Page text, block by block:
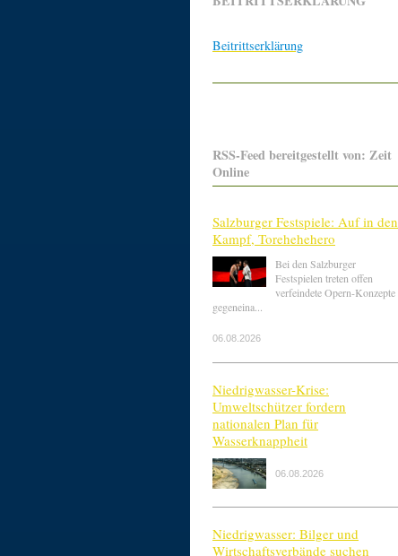
Beitrittserklärung
RSS-Feed bereitgestellt von: Zeit
Online
Salzburger Festspiele: Auf in den
Kampf, Torehehehero
Bei den Salzburger
Festspielen treten offen
verfeindete Opern-Konzepte
gegeneina...
06.08.2026
Niedrigwasser-Krise:
Umweltschützer fordern
nationalen Plan für
Wasserknappheit
06.08.2026
Niedrigwasser: Bilger und
Wirtschaftsverbände suchen